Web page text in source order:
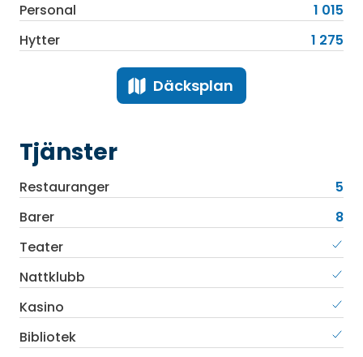
Personal
1 015
Hytter
1 275
Däcksplan
Tjänster
Restauranger
5
Barer
8
Teater
Nattklubb
Kasino
Bibliotek